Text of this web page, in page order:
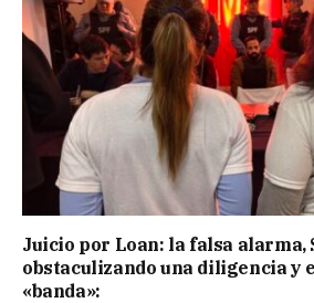
Juicio por Loan: la falsa alarma,
obstaculizando una diligencia y
«banda»: